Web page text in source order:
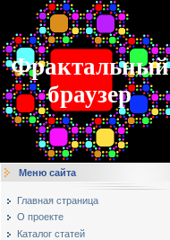
Фрактальный
браузер
Меню сайта
Главная страница
О проекте
Каталог статей